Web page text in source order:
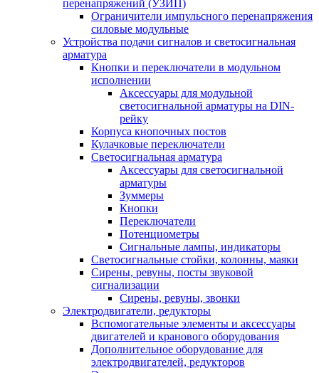
перенапряжений (УЗИП)
Ограничители импульсного перенапряжения
силовые модульные
Устройства подачи сигналов и светосигнальная
арматура
Кнопки и переключатели в модульном
исполнении
Аксессуары для модульной
светосигнальной арматуры на DIN-
рейку
Корпуса кнопочных постов
Кулачковые переключатели
Светосигнальная арматура
Аксессуары для светосигнальной
арматуры
Зуммеры
Кнопки
Переключатели
Потенциометры
Сигнальные лампы, индикаторы
Светосигнальные стойки, колонны, маяки
Сирены, ревуны, посты звуковой
сигнализации
Сирены, ревуны, звонки
Электродвигатели, редукторы
Вспомогательные элементы и аксессуары
двигателей и кранового оборудования
Дополнительное оборудование для
электродвигателей, редукторов